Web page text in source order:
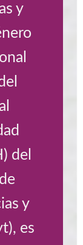
y
del
y
es